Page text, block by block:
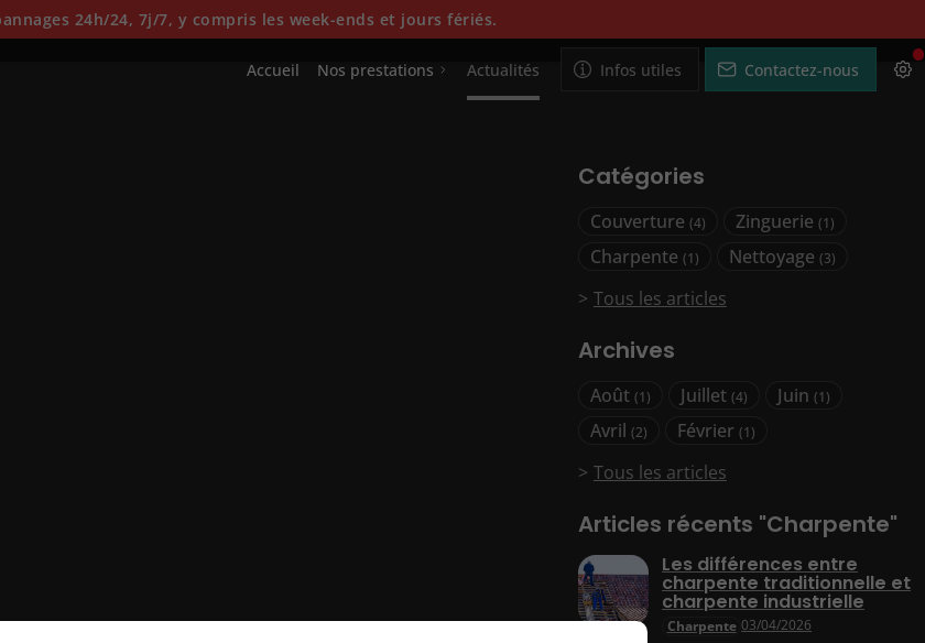
24h/24, 7j/7, y compris les week-ends et jours fériés.
Accueil Nos prestations Actualités Infos utiles Contactez-nous
Catégories
Couverture (4) Zinguerie(1)
Charpente (1) Nettoyage(3)
Tous les articles
Archives
Août (1) Juillet(4) Juin(1)
Avril (2) Février(1)
Tous les articles
Articles récents "Charpente"
Charpente 03/04/2026
Les différences entre
charpente traditionnelle et
charpente industrielle